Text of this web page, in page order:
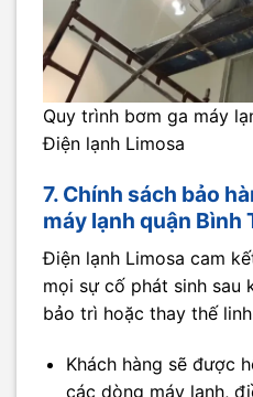
Quy trình bơm ga máy
Điện lạnh Limosa
7. Chính sách bảo
máy lạnh quận Bình
Điện lạnh Limosa cam
mọi sự cố phát sinh sau
bảo trì hoặc thay thế
Khách hàng sẽ được
các dòng máy lạnh,